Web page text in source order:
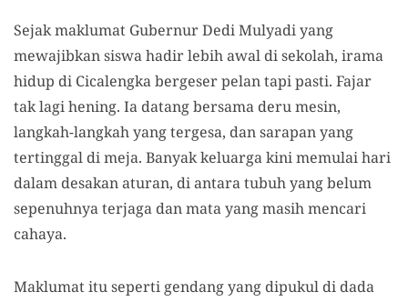
Sejak maklumat Gubernur Dedi Mulyadi yang
mewajibkan siswa hadir lebih awal di sekolah, irama
hidup di Cicalengka bergeser pelan tapi pasti. Fajar
tak lagi hening. Ia datang bersama deru mesin,
langkah-langkah yang tergesa, dan sarapan yang
tertinggal di meja. Banyak keluarga kini memulai hari
dalam desakan aturan, di antara tubuh yang belum
sepenuhnya terjaga dan mata yang masih mencari
cahaya.
Maklumat itu seperti gendang yang dipukul di dada